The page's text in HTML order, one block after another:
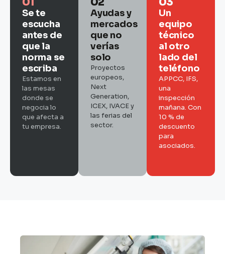
Se te
escucha
antes de
que la
norma se
escriba
Estamos en
las mesas
donde se
negocia lo
que afecta a
tu empresa.
Ayudas y
mercados
que no
verías
solo
Proyectos
europeos,
Next
Generation,
ICEX, IVACE y
las ferias del
sector.
Un
equipo
técnico
al otro
lado del
teléfono
APPCC, IFS,
una
inspección
mañana. Con
10 % de
descuento
para
asociados.